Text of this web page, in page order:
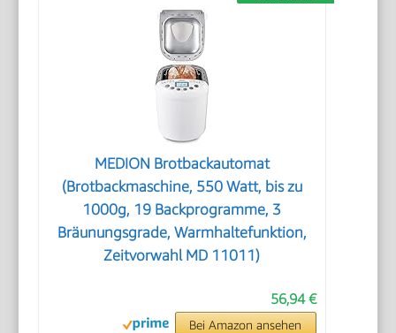
MEDION Brotbackautomat
(Brotbackmaschine, 550 Watt, bis zu
1000g, 19 Backprogramme, 3
Bräunungsgrade, Warmhaltefunktion,
Zeitvorwahl MD 11011)
56,94 €
Bei Amazon ansehen